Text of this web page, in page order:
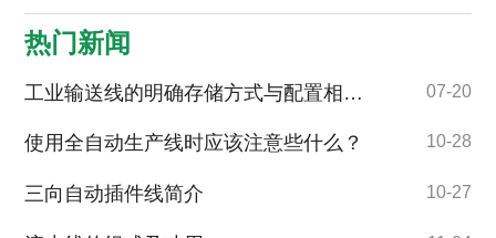
热门新闻
工业输送线的明确存储方式与配置相应的物流设备 07-20
使用全自动生产线时应该注意些什么？ 10-28
三向自动插件线简介 10-27